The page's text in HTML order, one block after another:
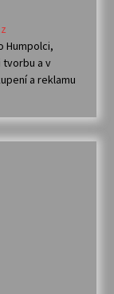
Humpolci,
tvorbu a v
a reklamu